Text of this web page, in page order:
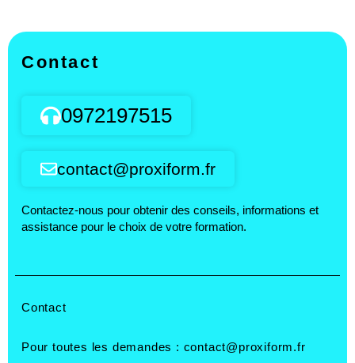
Contact
0972197515
contact@proxiform.fr
Contactez-nous pour obtenir des conseils, informations et
assistance pour le choix de votre formation.
Contact
Pour toutes les demandes : contact@proxiform.fr